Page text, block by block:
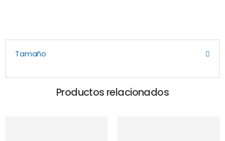
Tamaño
Productos relacionados